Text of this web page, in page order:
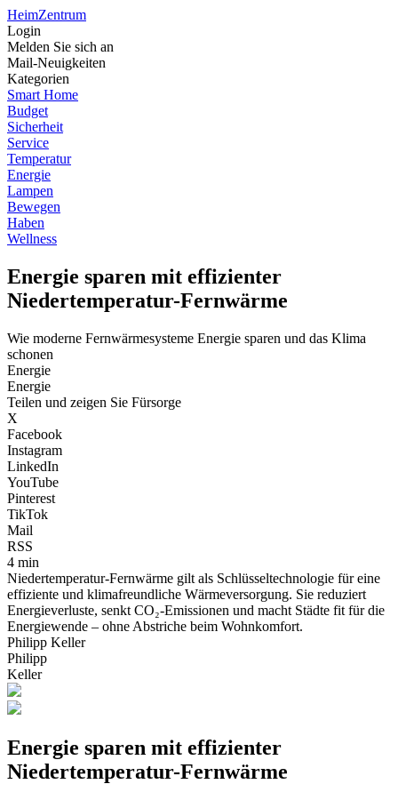
HeimZentrum
Login
Melden Sie sich an
Mail-Neuigkeiten
Kategorien
Smart Home
Budget
Sicherheit
Service
Temperatur
Energie
Lampen
Bewegen
Haben
Wellness
Energie sparen mit effizienter
Niedertemperatur-Fernwärme
Wie moderne Fernwärmesysteme Energie sparen und das Klima
schonen
Energie
Energie
Teilen und zeigen Sie Fürsorge
X
Facebook
Instagram
LinkedIn
YouTube
Pinterest
TikTok
Mail
RSS
4 min
Niedertemperatur-Fernwärme gilt als Schlüsseltechnologie für eine
effiziente und klimafreundliche Wärmeversorgung. Sie reduziert
Energieverluste, senkt CO₂-Emissionen und macht Städte fit für die
Energiewende – ohne Abstriche beim Wohnkomfort.
Philipp Keller
Philipp
Keller
Energie sparen mit effizienter
Niedertemperatur-Fernwärme